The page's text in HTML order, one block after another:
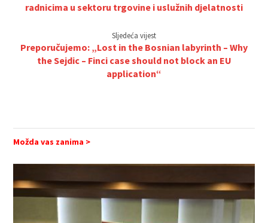
radnicima u sektoru trgovine i uslužnih djelatnosti
Sljedeća vijest
Preporučujemo: „Lost in the Bosnian labyrinth – Why
the Sejdic – Finci case should not block an EU
application“
Možda vas zanima >